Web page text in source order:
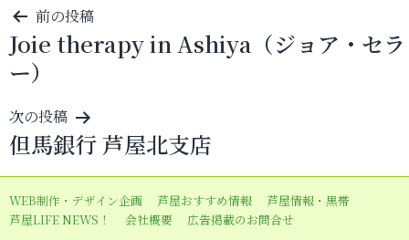
投
稿
ナ
ビ
ゲ
ー
シ
ョ
前の投稿
Joie therapy in Ashiya（ジョア・セ
ー）
次の投稿
但馬銀行 芦屋北支店
WEB制作・デザイン企画 芦屋おすすめ情報
芦屋情報・黒帯
芦屋LIFE NEWS！
会社概要 広告掲載のお問合せ